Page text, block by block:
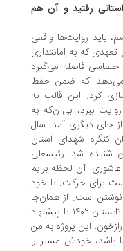
رفتید و آن هم
روایت‌ها واقعی
به امانتداری
فاصله می‌گیرد
که ضمن حفظ
این قالب به
بی‌آن‌که به
آمد. سال
شهدای استان
شد: رئیسعلی
آن لحظه برایم
حرکت. با خود
است. از همان‌جا
تصمیم گرفتم با جدیت در این مسیر بمانم. تابستان ۱۴۰۲ با پیشنهاد
پروژه به من
خودش مسیر را